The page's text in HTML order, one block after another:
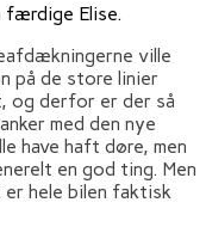
færdige Elise.
ville
på de store linier
og derfor er der så
med den nye
have haft døre, men
en god ting. Men
hele bilen faktisk